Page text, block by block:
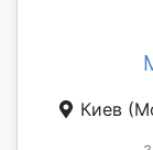
Киев